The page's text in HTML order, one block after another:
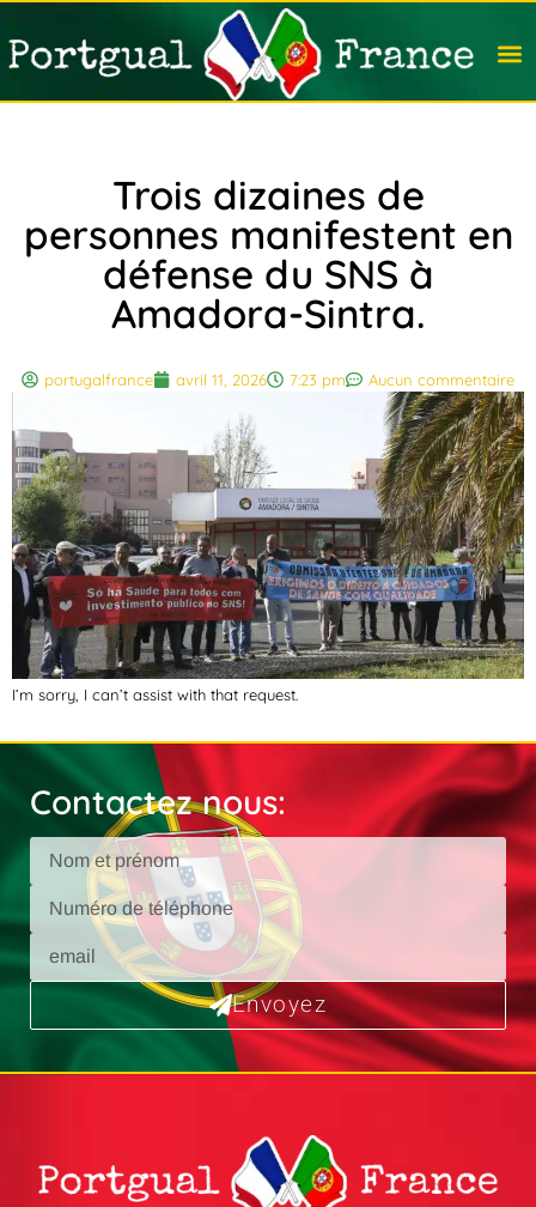
Trois dizaines de
personnes manifestent en
défense du SNS à
Amadora-Sintra.
portugalfrance avril 11, 2026 7:23 pm Aucun commentaire
I’m sorry, I can’t assist with that request.
Contactez nous:
Envoyez